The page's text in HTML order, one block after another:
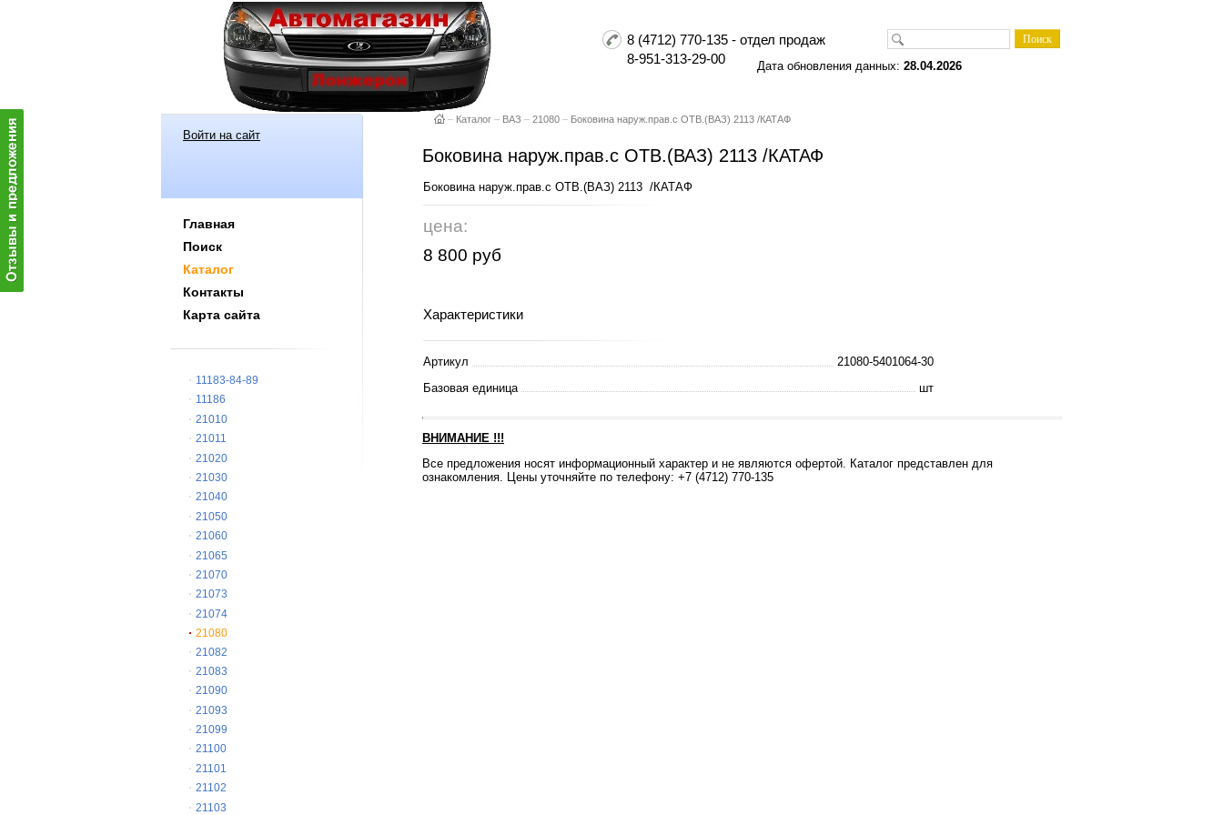
8 (4712) 770-135 - отдел продаж
8-951-313-29-00
Дата обновления данных: 28.04.2026
Войти на сайт
Главная
Поиск
Каталог
Контакты
Карта сайта
11183-84-89
11186
21010
21011
21020
21030
21040
21050
21060
21065
21070
21073
21074
21080
21082
21083
21090
21093
21099
21100
21101
21102
21103
– Каталог – ВАЗ – 21080 – Боковина наруж.прав.с ОТВ.(ВАЗ) 2113 /КАТАФ
Боковина наруж.прав.с ОТВ.(ВАЗ) 2113 /КАТАФ
Боковина наруж.прав.с ОТВ.(ВАЗ) 2113 /КАТАФ
цена:
8 800 руб
Характеристики
Артикул
21080-5401064-30
Базовая единица
шт
ВНИМАНИЕ !!!
Все предложения носят информационный характер и не являются офертой. Каталог представлен для
ознакомления. Цены уточняйте по телефону: +7 (4712) 770-135